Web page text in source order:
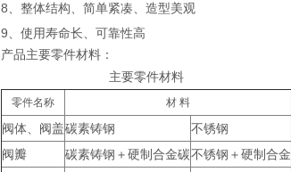
8、整体结构、简单紧凑、造型美观
9、使用寿命长、可靠性高
产品主要零件材料：
主要零件材料
零件名称 材 料
阀体、阀盖碳素铸钢
不锈钢
阀瓣
碳素铸钢＋硬制合金碳不锈钢＋硬制合金